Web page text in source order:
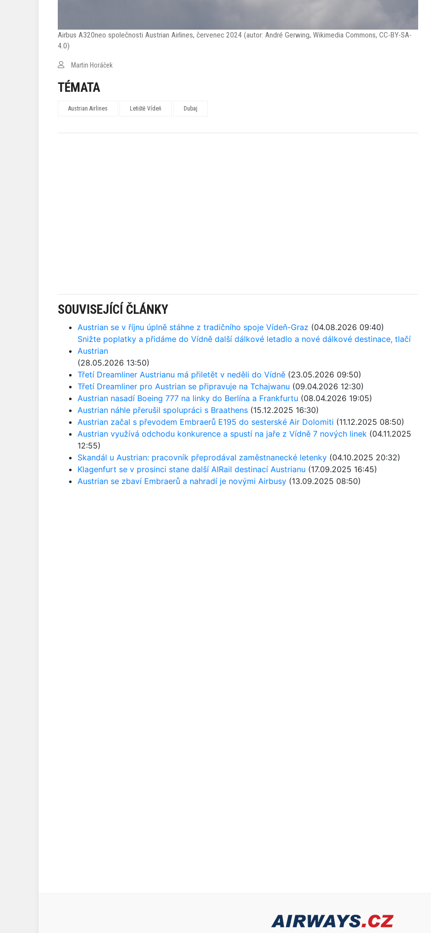
Airbus A320neo společnosti Austrian Airlines, červenec 2024 (autor: André Gerwing, Wikimedia Commons, CC-BY-SA-
4.0)
Martin Horáček
TÉMATA
Austrian Airlines Letiště Vídeň Dubaj
SOUVISEJÍCÍ ČLÁNKY
Austrian se v říjnu úplně stáhne z tradičního spoje Vídeň-Graz (04.08.2026 09:40)
Snižte poplatky a přidáme do Vídně další dálkové letadlo a nové dálkové destinace, tlačí
Austrian
(28.05.2026 13:50)
Třetí Dreamliner Austrianu má přiletět v neděli do Vídně (23.05.2026 09:50)
Třetí Dreamliner pro Austrian se připravuje na Tchajwanu (09.04.2026 12:30)
Austrian nasadí Boeing 777 na linky do Berlína a Frankfurtu (08.04.2026 19:05)
Austrian náhle přerušil spolupráci s Braathens (15.12.2025 16:30)
Austrian začal s převodem Embraerů E195 do sesterské Air Dolomiti (11.12.2025 08:50)
Austrian využívá odchodu konkurence a spustí na jaře z Vídně 7 nových linek (04.11.2025
12:55)
Skandál u Austrian: pracovník přeprodával zaměstnanecké letenky (04.10.2025 20:32)
Klagenfurt se v prosinci stane další AIRail destinací Austrianu (17.09.2025 16:45)
Austrian se zbaví Embraerů a nahradí je novými Airbusy (13.09.2025 08:50)